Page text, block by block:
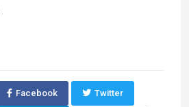
Facebook Twitter